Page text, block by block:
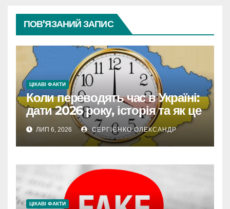
ПОВ’ЯЗАНИЙ ЗАПИС
ЦІКАВІ ФАКТИ
Коли переводять час в Україні:
дати 2026 року, історія та як це
впливає на життя
ЛИП 6, 2026 СЕРГІЄНКО ОЛЕКСАНДР
ЦІКАВІ ФАКТИ